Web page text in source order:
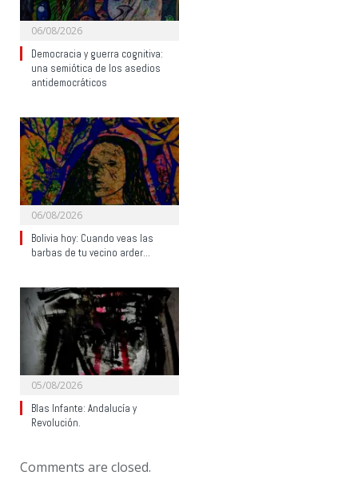
06/08/2026
Democracia y guerra cognitiva:
una semiótica de los asedios
antidemocráticos
06/08/2026
Bolivia hoy: Cuando veas las
barbas de tu vecino arder…
05/08/2026
Blas Infante: Andalucía y
Revolución.
Comments are closed.